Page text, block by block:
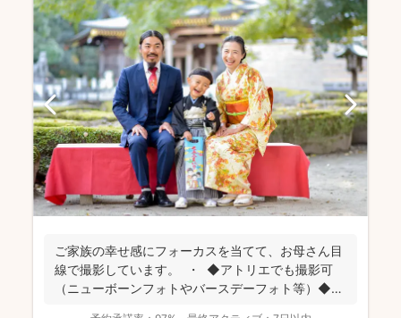
ご家族の幸せ感にフォーカスを当てて、お母さん目
線で撮影しています。 ・ ◆アトリエでも撮影可
（ニューボーンフォトやバースデーフォト等）◆